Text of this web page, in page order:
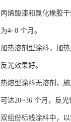
丙烯酸漆和氯化橡胶
为4~8 个月。
加热溶剂型涂料，加
反光效果好。
热熔型涂料无溶剂，
可达20~36 个月，反
双组份标线涂料中，